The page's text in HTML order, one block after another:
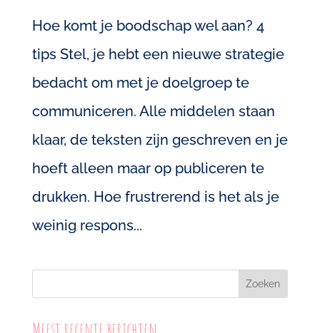
Hoe komt je boodschap wel aan? 4
tips Stel, je hebt een nieuwe strategie
bedacht om met je doelgroep te
communiceren. Alle middelen staan
klaar, de teksten zijn geschreven en je
hoeft alleen maar op publiceren te
drukken. Hoe frustrerend is het als je
weinig respons...
Zoeken
Meest recente berichten